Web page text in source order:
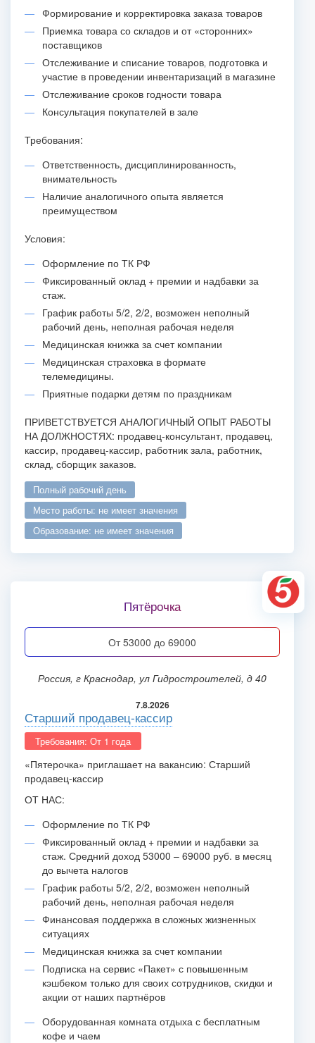
Формирование и корректировка заказа товаров
Приемка товара со складов и от «сторонних»
поставщиков
Отслеживание и списание товаров‚ подготовка и
участие в проведении инвентаризаций в магазине
Отслеживание сроков годности товара
Консультация покупателей в зале
Требования:
Ответственность, дисциплинированность,
внимательность
Наличие аналогичного опыта является
преимуществом
Условия:
Оформление по ТК РФ
Фиксированный оклад + премии и надбавки за
стаж.
График работы 5/2, 2/2, возможен неполный
рабочий день, неполная рабочая неделя
Медицинская книжка за счет компании
Медицинская страховка в формате
телемедицины.
Приятные подарки детям по праздникам
ПРИВЕТСТВУЕТСЯ АНАЛОГИЧНЫЙ ОПЫТ РАБОТЫ
НА ДОЛЖНОСТЯХ: продавец-консультант, продавец,
кассир, продавец-кассир, работник зала, работник,
склад, сборщик заказов.
полный рабочий день
место работы: не имеет значения
образование: не имеет значения
Пятёрочка
от 53000 до 69000
Россия, г Краснодар, ул Гидростроителей, д 40
7.8.2026
Старший продавец-кассир
Требования: От 1 года
«Пятерочка» приглашает на вакансию: Старший
продавец-кассир
ОТ НАС:
Оформление по ТК РФ
Фиксированный оклад + премии и надбавки за
стаж. Средний доход 53000 – 69000 руб. в месяц
до вычета налогов
График работы 5/2, 2/2, возможен неполный
рабочий день, неполная рабочая неделя
Финансовая поддержка в сложных жизненных
ситуациях
Медицинская книжка за счет компании
Подписка на сервис «Пакет» с повышенным
кэшбеком только для своих сотрудников, скидки и
акции от наших партнёров
Оборудованная комната отдыха с бесплатным
кофе и чаем